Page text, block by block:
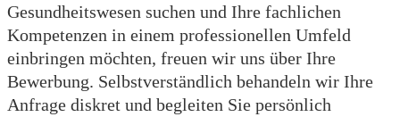
Gesundheitswesen suchen und Ihre fachlichen
Kompetenzen in einem professionellen Umfeld
einbringen möchten, freuen wir uns über Ihre
Bewerbung. Selbstverständlich behandeln wir Ihre
Anfrage diskret und begleiten Sie persönlich